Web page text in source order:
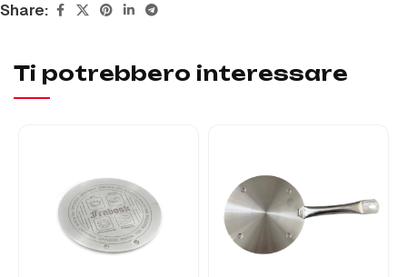
Share:
Ti potrebbero interessare